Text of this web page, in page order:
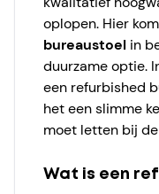
oplopen. Hier
bureaustoel in
duurzame optie.
een refurbished
het een slimme
moet letten bij
Wat is een